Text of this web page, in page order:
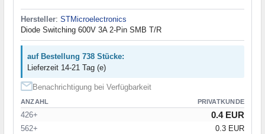
Hersteller: STMicroelectronics
Diode Switching 600V 3A 2-Pin SMB T/R
auf Bestellung 738 Stücke:
Lieferzeit 14-21 Tag (e)
Benachrichtigung bei Verfügbarkeit
ANZAHL PRIVATKUNDE
426+ 0.4 EUR
562+ 0.3 EUR